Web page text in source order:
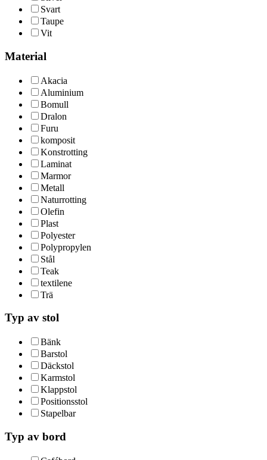
Svart
Taupe
Vit
Material
Akacia
Aluminium
Bomull
Dralon
Furu
komposit
Konstrotting
Laminat
Marmor
Metall
Naturrotting
Olefin
Plast
Polyester
Polypropylen
Stål
Teak
textilene
Trä
Typ av stol
Bänk
Barstol
Däckstol
Karmstol
Klappstol
Positionsstol
Stapelbar
Typ av bord